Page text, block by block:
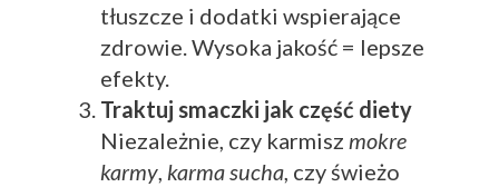
tłuszcze i dodatki wspierające
zdrowie. Wysoka jakość = lepsze
efekty.
Traktuj smaczki jak część diety
Niezależnie, czy karmisz mokre
karmy karma sucha , czy świeżo